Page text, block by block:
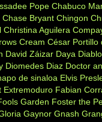
Pope Chabuco
Chase Bryant Chingon
Christina Aguilera
Cream César Portillo
David Záizar Daya
Diomedes Diaz Doctor
de sinaloa Elvis
Extremoduro Fabian
Garden Foster the
Gaynor Gnash